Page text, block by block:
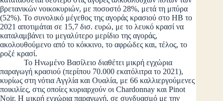
βρετανικών νοικοκυριών, με ποσοστό 28%, μετά τη μπύρα
(52%). Το συνολικό μέγεθος της αγοράς κρασιού στο ΗΒ το
2021 αποτιμάται σε 15,7 δισ. ευρώ, με το λευκό κρασί να
καταλαμβάνει το μεγαλύτερο μερίδιο της αγοράς,
ακολουθούμενο από το κόκκινο, το αφρώδες και, τέλος, το
ροζέ κρασί.
Το Ηνωμένο Βασίλειο διαθέτει μικρή εγχώρια
παραγωγή κρασιού (περίπου 70.000 εκατόλιτρα το 2021),
κυρίως στη νότια Αγγλία και Ουαλία, με 66 καλλιεργούμενες
ποικιλίες, στις οποίες κυριαρχούν οι Chardonnay και Pinot
Noir. Η μικρή εγχώρια παραγωγή, σε συνδυασμό με την